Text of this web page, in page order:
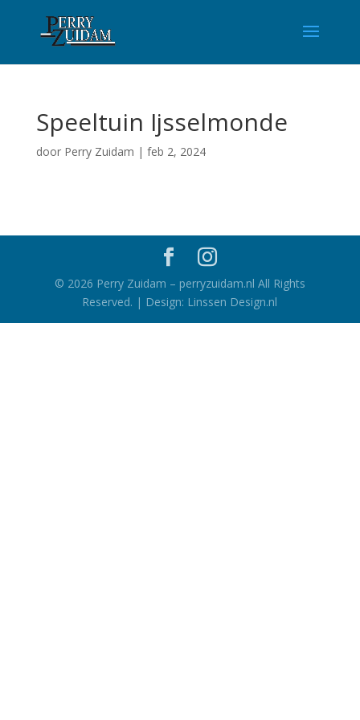
Speeltuin Ijsselmonde
door Perry Zuidam | feb 2, 2024
© 2026 Perry Zuidam – perryzuidam.nl All Rights
Reserved. | Design: Linssen Design.nl